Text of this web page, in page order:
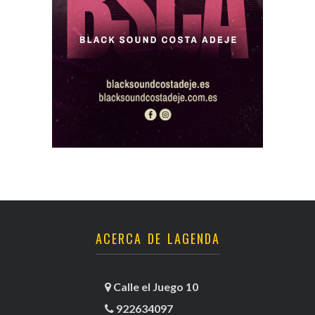
ACERCA DE LAGENDA
Calle el Juego 10
922634097